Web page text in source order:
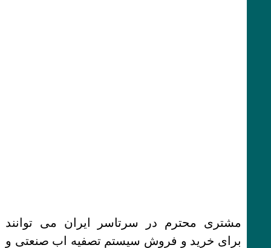
مشتری محترم در سرتاسر ایران می توانند
برای خرید و فروش سیستم تصفیه اب صنعتی و